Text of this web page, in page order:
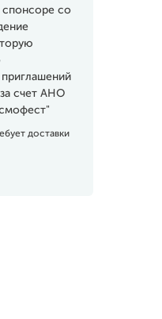
спонсоре со
приглашений
счет АНО
доставки